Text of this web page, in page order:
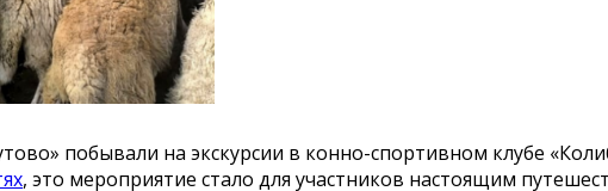
» побывали на экскурсии в конно-спортивном клубе «
, это мероприятие стало для участников настоящим